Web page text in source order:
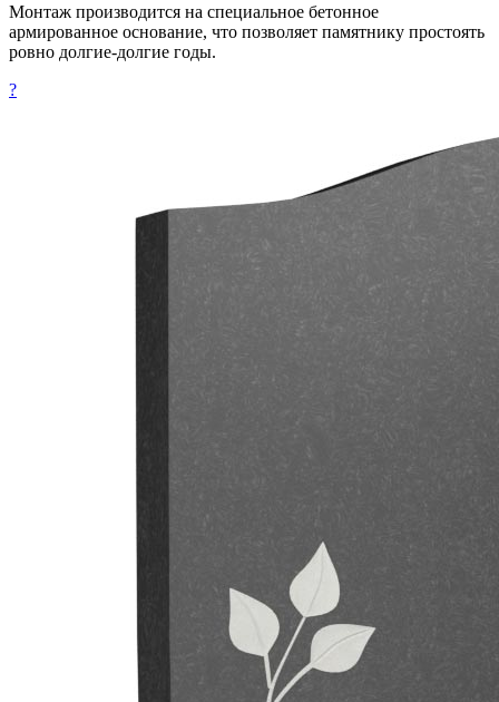
Монтаж производится на специальное бетонное
армированное основание, что позволяет памятнику простоять
ровно долгие-долгие годы.
?